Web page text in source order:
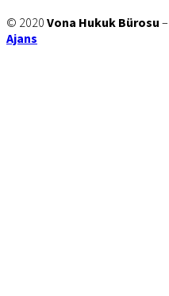
Site
© 2020 Vona Hukuk Bürosu
Ajans